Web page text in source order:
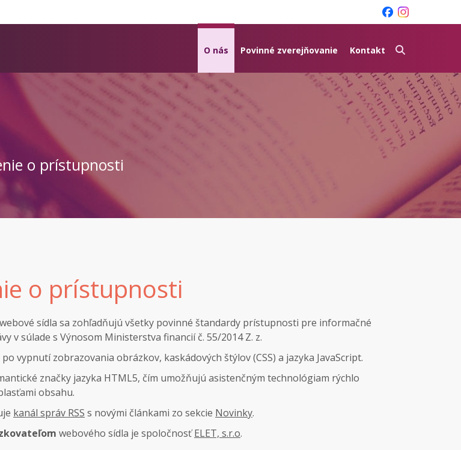
O nás Povinné zverejňovanie Kontakt
o prístupnosti
o prístupnosti
sídla sa zohľadňujú všetky povinné štandardy prístupnosti pre informačné
v súlade s Výnosom Ministerstva financií č. 55/2014 Z. z.
vypnutí zobrazovania obrázkov, kaskádových štýlov (CSS) a jazyka JavaScript.
značky jazyka HTML5, čím umožňujú asistenčným technológiam rýchlo
obsahu.
kanál správ RSS s novými článkami zo sekcie Novinky.
webového sídla je spoločnosťELET, s.r.o.